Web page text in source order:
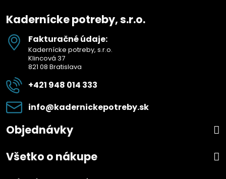
Kadernícke potreby, s.r.o.
Fakturačné údaje:
Kadernícke potreby, s.r.o.
Klincová 37
821 08 Bratislava
+421 948 014 333
info​@kadernickepotreby​.sk
Objednávky
Všetko o nákupe